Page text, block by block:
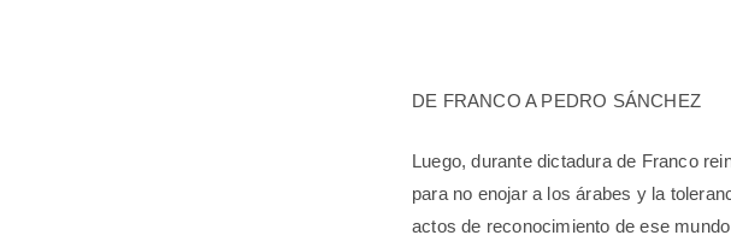
DE FRANCO A PEDRO SÁNCHEZ
Luego, durante dictadura de Franco
para no enojar a los árabes y la
actos de reconocimiento de ese